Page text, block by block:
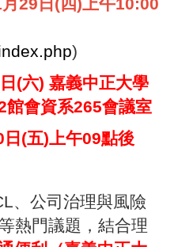
)
(六) 嘉義中正大學
館會資系265會議室
(五)上午09點後
、公司治理與風險
熱門議題，結合理